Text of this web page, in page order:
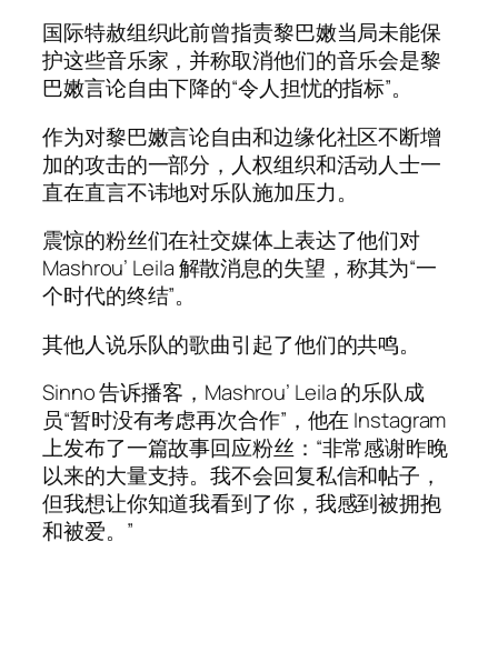
国际特赦组织此前曾指责黎巴嫩当局未能保
护这些音乐家，并称取消他们的音乐会是黎
巴嫩言论自由下降的“令人担忧的指标”。
作为对黎巴嫩言论自由和边缘化社区不断增
加的攻击的一部分，人权组织和活动人士一
直在直言不讳地对乐队施加压力。
震惊的粉丝们在社交媒体上表达了他们对
Mashrou’ Leila 解散消息的失望，称其为“一
个时代的终结”。
其他人说乐队的歌曲引起了他们的共鸣。
Sinno 告诉播客，Mashrou’ Leila 的乐队成
员“暂时没有考虑再次合作”，他在 Instagram
上发布了一篇故事回应粉丝：“非常感谢昨晚
以来的大量支持。我不会回复私信和帖子，
但我想让你知道我看到了你，我感到被拥抱
和被爱。”